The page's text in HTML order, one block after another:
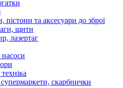
пістони та аксесуари до зброї
щити
лазертаг
скарбнички